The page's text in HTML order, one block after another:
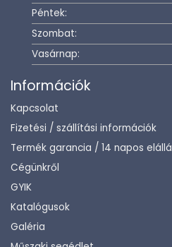
Péntek:
Szombat:
Vasárnap:
Információk
Kapcsolat
Fizetési / szállítási információk
Termék garancia / 14 napos
Cégünkről
GYIK
Katalógusok
Galéria